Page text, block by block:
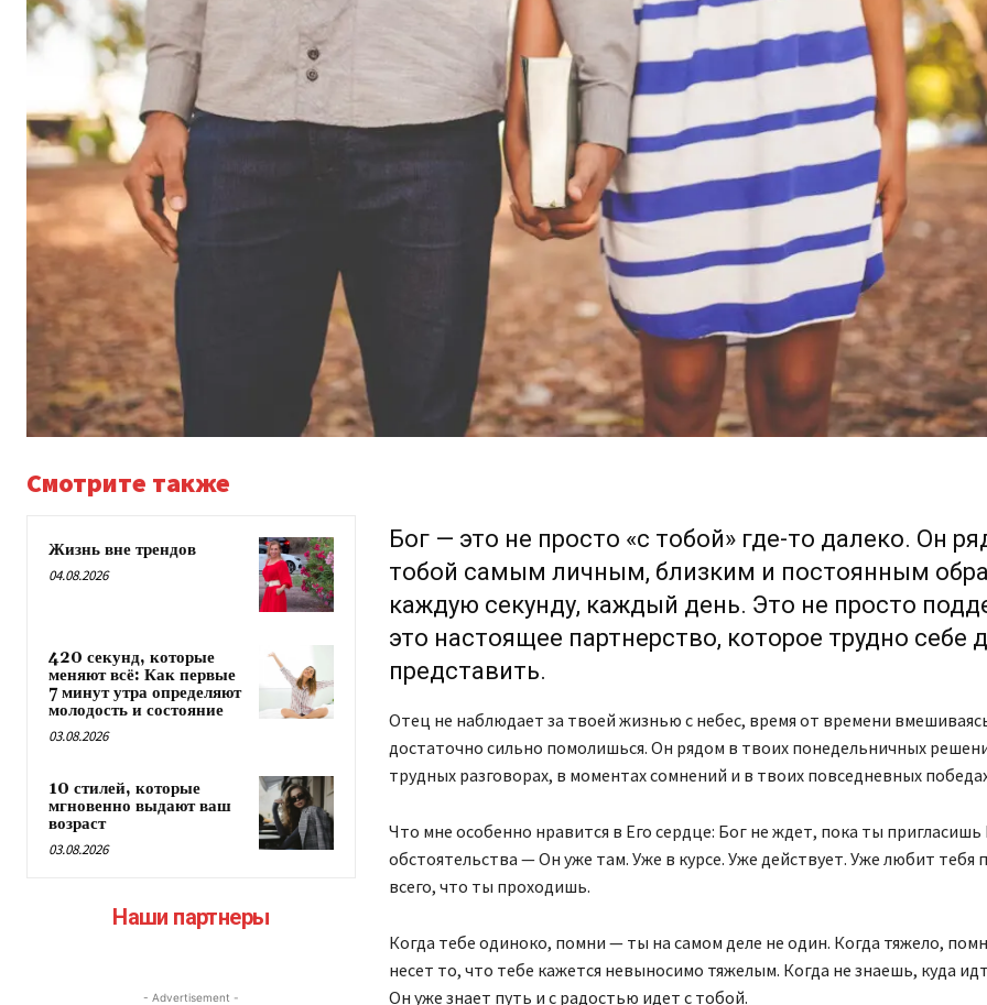
Смотрите также
Жизнь вне трендов
04.08.2026
420 секунд, которые
меняют всё: Как первые
7 минут утра определяют
молодость и состояние
03.08.2026
10 стилей, которые
мгновенно выдают ваш
возраст
03.08.2026
Наши партнеры
- Advertisement -
Бог — это не просто «с тобой» где-то далеко. Он
тобой самым личным, близким и постоянным
каждую секунду, каждый день. Это не просто
это настоящее партнерство, которое трудно себе
представить.
Отец не наблюдает за твоей жизнью с небес, время от времени
достаточно сильно помолишься. Он рядом в твоих понедельничных
трудных разговорах, в моментах сомнений и в твоих повседневных
Что мне особенно нравится в Его сердце: Бог не ждет, пока ты пригласишь
обстоятельства — Он уже там. Уже в курсе. Уже действует. Уже любит тебя
всего, что ты проходишь.
Когда тебе одиноко, помни — ты на самом деле не один. Когда тяжело,
несет то, что тебе кажется невыносимо тяжелым. Когда не знаешь, куда
Он уже знает путь и с радостью идет с тобой.